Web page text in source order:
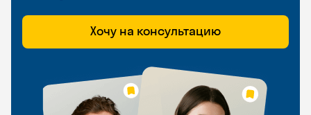
Хочу на консультацию